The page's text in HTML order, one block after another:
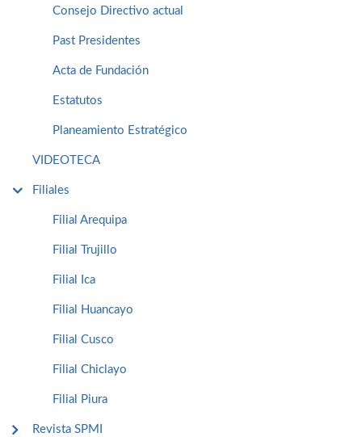
Consejo Directivo actual
Past Presidentes
Acta de Fundación
Estatutos
Planeamiento Estratégico
VIDEOTECA
Filiales
Filial Arequipa
Filial Trujillo
Filial Ica
Filial Huancayo
Filial Cusco
Filial Chiclayo
Filial Piura
Revista SPMI